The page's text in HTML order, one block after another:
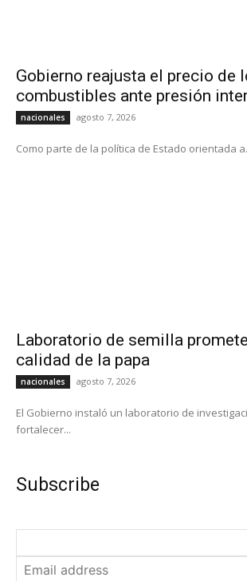
Gobierno reajusta el precio de
combustibles ante presión
nacionales agosto 7, 2026
Como parte de la política de Estado orientada
Laboratorio de semilla
calidad de la papa
nacionales agosto 7, 2026
El Gobierno instaló un laboratorio de
fortalecer...
Subscribe